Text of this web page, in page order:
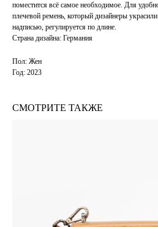
поместится всё самое необходимое. Для
плечевой ремень, который дизайнеры
надписью, регулируется по длине.
Страна дизайна: Германия
Пол: Жен
Год: 2023
СМОТРИТЕ ТАКЖЕ